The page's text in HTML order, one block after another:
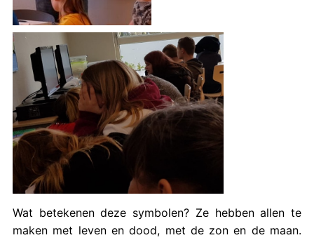
Wat betekenen deze symbolen? Ze hebben allen te
maken met leven en dood, met de zon en de maan.